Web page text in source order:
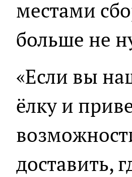
местами
больше не
«Если вы
ёлку и
доставить,